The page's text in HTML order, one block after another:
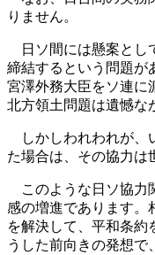
りません。
日ソ間には懸案とし
締結するという問題が
宮澤外務大臣をソ連に
北方領土問題は遺憾な
しかしわれわれが、
た場合は、その協力は
このような日ソ協力
感の増進であります。
を解決して、平和条約
うした前向きの発想で